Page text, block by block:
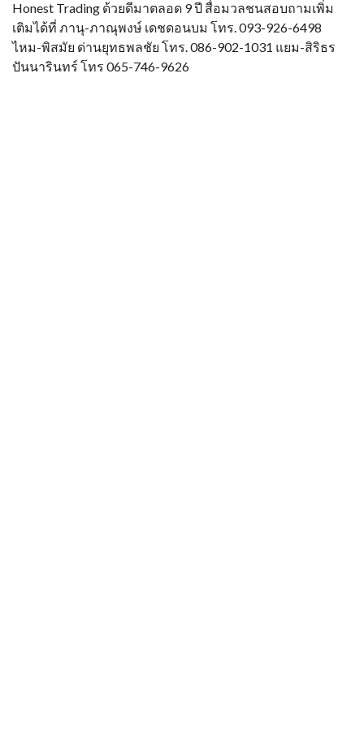
Honest Trading ด้วยดีมาตลอด 9 ปี สื่อมวลชนสอบถามเพิ่ม
เติมได้ที่ ภานุ-ภาณุพงษ์ เดชดอนบม โทร. 093-926-6498
ไหม-พิสมัย ด่านยุทธพลชัย โทร. 086-902-1031 แยม-สิริธร
ปันนารินทร์ โทร 065-746-9626